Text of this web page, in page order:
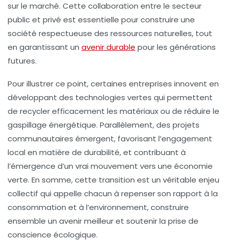
sur le marché. Cette collaboration entre le secteur
public et privé est essentielle pour construire une
société respectueuse des ressources naturelles, tout
en garantissant un avenir durable pour les générations
futures.
Pour illustrer ce point, certaines entreprises innovent en
développant des technologies vertes qui permettent
de recycler efficacement les matériaux ou de réduire le
gaspillage énergétique. Parallèlement, des projets
communautaires émergent, favorisant l’engagement
local en matière de durabilité, et contribuant à
l’émergence d’un vrai mouvement vers une économie
verte. En somme, cette transition est un véritable enjeu
collectif qui appelle chacun à repenser son rapport à la
consommation et à l’environnement, construire
ensemble un avenir meilleur et soutenir la prise de
conscience écologique.